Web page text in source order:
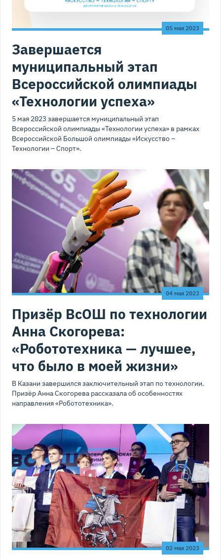
05 мая 2023
Завершается
муниципальный этап
Всероссийской олимпиады
«Технологии успеха»
5 мая 2023 завершается муниципальный этап
Всероссийской олимпиады «Технологии успеха» в рамках
Всероссийской Большой олимпиады «Искусство –
Технологии – Спорт».
04 мая 2023
Призёр ВсОШ по технологии
Анна Скогорева:
«Робототехника — лучшее,
что было в моей жизни»
В Казани завершился заключительный этап по технологии.
Призёр Анна Скогорева рассказала об особенностях
направления «Робототехника».
02 мая 2023